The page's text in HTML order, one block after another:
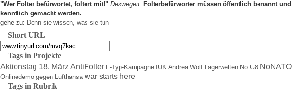
"Wer Folter befürwortet, foltert mit!" Deswegen: Folterbefürworter müssen öffentlich benannt und
kenntlich gemacht werden.
gehe zu: Denn sie wissen, was sie tun
Short URL
Tags in Projekte
Aktionstag 18. März AntiFolter F-Typ-Kampagne IUK Andrea Wolf Lagerwelten No G8 NoNATO
Onlinedemo gegen Lufthansa war starts here
Tags in Rubrik